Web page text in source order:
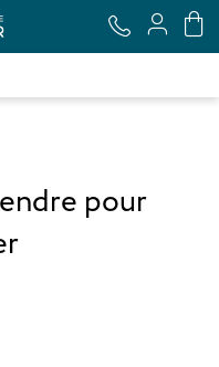
pour